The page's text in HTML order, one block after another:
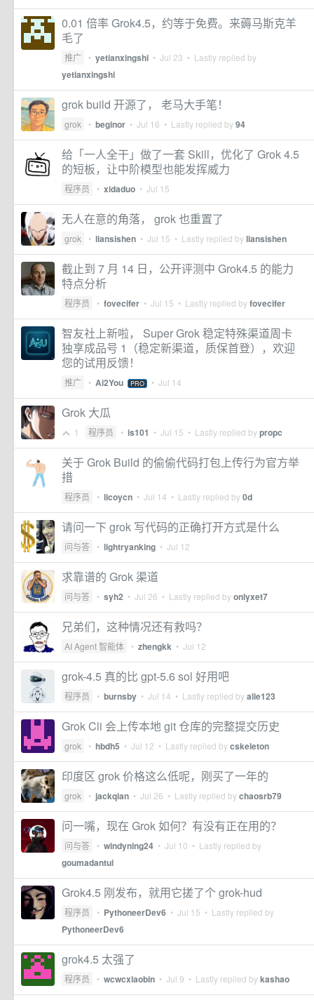
0.01 倍率 Grok4.5，约等于免费。来薅马斯克羊
毛了
推广 • yetianxingshi • Jul 23 • Lastly replied by
yetianxingshi
grok build 开源了， 老马大手笔！
grok • beginor • Jul 16 • Lastly replied by94
给「一人全干」做了一套 Skill，优化了 Grok 4.5
的短板，让中阶模型也能发挥威力
程序员 • xidaduo • Jul 15
无人在意的角落， grok 也重置了
grok • liansishen • Jul 15 • Lastly replied byliansishen
截止到 7 月 14 日，公开评测中 Grok4.5 的能力
特点分析
程序员 • fovecifer • Jul 15 • Lastly replied byfovecifer
智友社上新啦， Super Grok 稳定特殊渠道周卡
独享成品号 1（稳定新渠道，质保首登），欢迎
您的试用反馈！
推广 • Ai2You PRO • Jul 14
Grok 大瓜
1 程序员 • is101 • Jul 15 • Lastly replied bypropc
关于 Grok Build 的偷偷代码打包上传行为官方举
措
程序员 • licoycn • Jul 14 • Lastly replied by0d
请问一下 grok 写代码的正确打开方式是什么
问与答 • lightryanking • Jul 12
求靠谱的 Grok 渠道
问与答 • syh2 • Jul 26 • Lastly replied byonlyxet7
兄弟们，这种情况还有救吗？
AI Agent 智能体 • zhengkk • Jul 12
grok-4.5 真的比 gpt-5.6 sol 好用吧
程序员 • burnsby • Jul 14 • Lastly replied byalie123
Grok Cli 会上传本地 git 仓库的完整提交历史
grok • hbdh5 • Jul 12 • Lastly replied bycskeleton
印度区 grok 价格这么低呢，刚买了一年的
grok • jackqian • Jul 26 • Lastly replied bychaosrb79
问一嘴，现在 Grok 如何？有没有正在用的？
问与答 • windyning24 • Jul 10 • Lastly replied by
goumadantui
Grok4.5 刚发布，就用它搓了个 grok-hud
程序员 • PythoneerDev6 • Jul 15 • Lastly replied by
PythoneerDev6
grok4.5 太强了
程序员 • wcwcxiaobin • Jul 9 • Lastly replied bykashao